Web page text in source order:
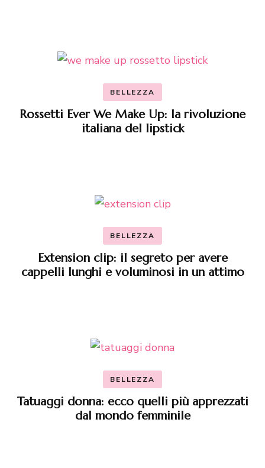
BELLEZZA
Rossetti Ever We Make Up: la rivoluzione
italiana del lipstick
BELLEZZA
Extension clip: il segreto per avere
cappelli lunghi e voluminosi in un attimo
BELLEZZA
Tatuaggi donna: ecco quelli più apprezzati
dal mondo femminile